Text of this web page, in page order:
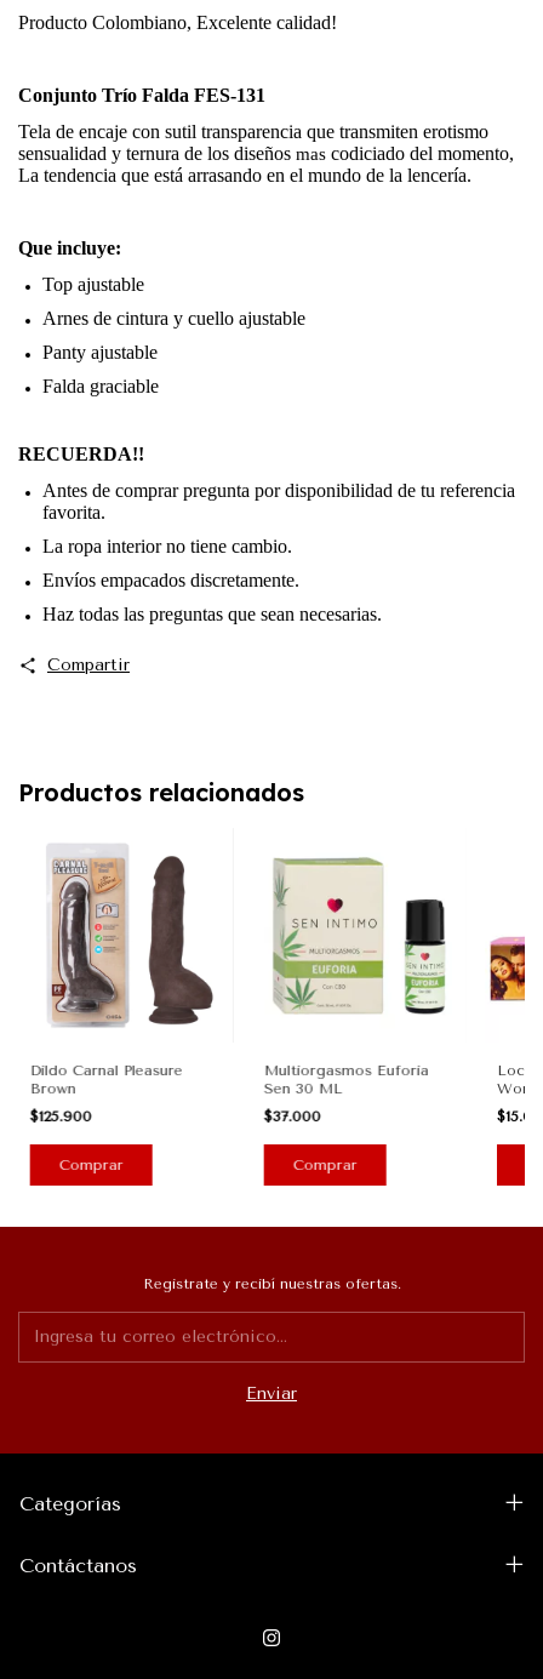
Producto Colombiano, Excelente calidad!
Conjunto Trío Falda FES-131
Tela de encaje con sutil transparencia que transmiten erotismo
sensualidad y ternura de los diseños mas codiciado del momento,
La tendencia que está arrasando en el mundo de la lencería.
Que incluye:
Top ajustable
Arnes de cintura y cuello ajustable
Panty ajustable
Falda graciable
RECUERDA!!
Antes de comprar pregunta por disponibilidad de tu referencia
favorita.
La ropa interior no tiene cambio.
Envíos empacados discretamente.
Haz todas las preguntas que sean necesarias.
Compartir
Productos relacionados
Dildo Carnal Pleasure
Brown
$125.900
Multiorgasmos Euforia
Sen 30 ML
$37.000
Registrate y recibí nuestras ofertas.
Categorías
Contáctanos